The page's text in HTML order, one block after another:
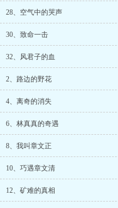
28、空气中的哭声
30、致命一击
32、风君子的血
2、路边的野花
4、离奇的消失
6、林真真的奇遇
8、我叫章文正
10、巧遇章文清
12、矿难的真相